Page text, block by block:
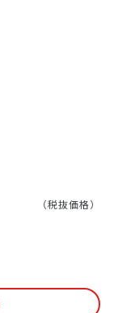
（税抜価格）